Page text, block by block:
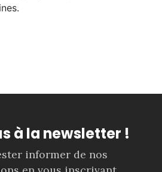
à la newsletter !
informer de nos